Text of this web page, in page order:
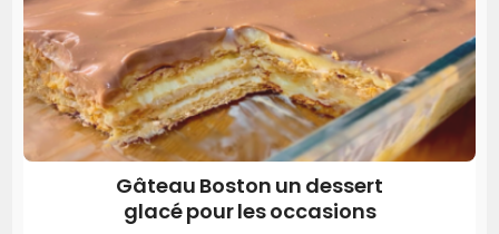
Gâteau Boston un dessert
glacé pour les occasions